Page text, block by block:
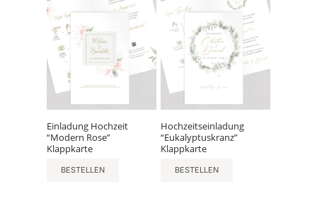
Einladung Hochzeit
“Modern Rose”
Klappkarte
BESTELLEN
Hochzeitseinladung
“Eukalyptuskranz”
Klappkarte
BESTELLEN